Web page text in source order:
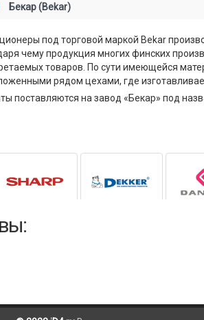
Бекар (Bekar)
под торговой маркой Bekar
чему продукция многих финских
товаров. По сути имеющейся
рядом цехами, где
поставляются на завод «Бекар» под